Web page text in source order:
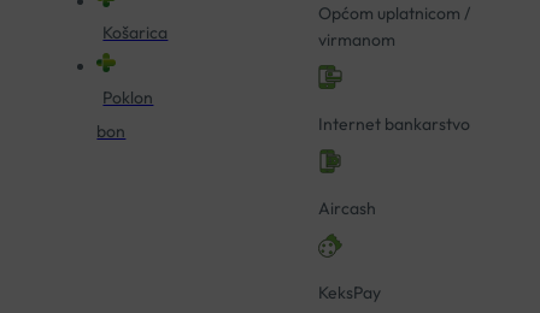
Košarica
Poklon
bon
Općom uplatnicom /
virmanom
Internet bankarstvo
Aircash
KeksPay